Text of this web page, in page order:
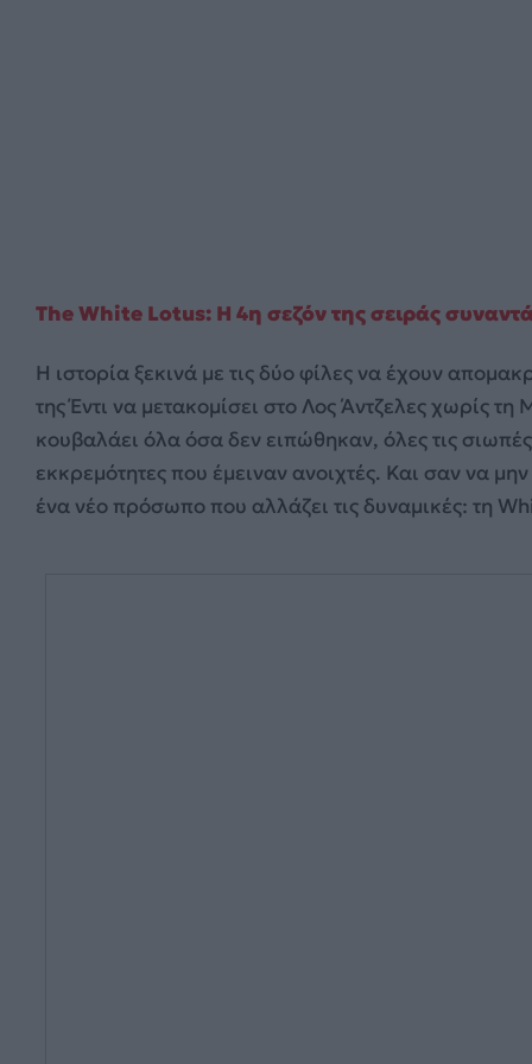
The White Lotus: Η 4η σεζόν της σειράς
Η ιστορία ξεκινά με τις δύο φίλες να έχουν
της Έντι να μετακομίσει στο Λος Άντζελες χωρίς
κουβαλάει όλα όσα δεν ειπώθηκαν, όλες τις
εκκρεμότητες που έμειναν ανοιχτές. Και σαν να
ένα νέο πρόσωπο που αλλάζει τις δυναμικές: τη